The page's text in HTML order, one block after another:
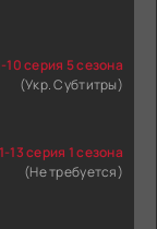
10 серия 5 сезона
(Укр. Субтитры)
1-13 серия 1 сезона
(Не требуется)